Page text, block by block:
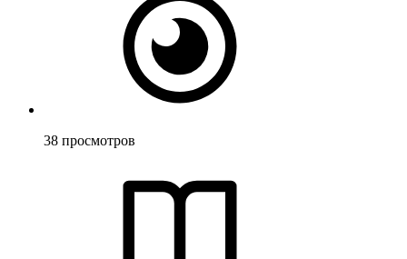
38 просмотров